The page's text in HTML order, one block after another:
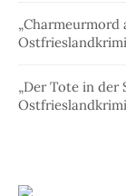
„Charmeurmord
„Der Tote in der